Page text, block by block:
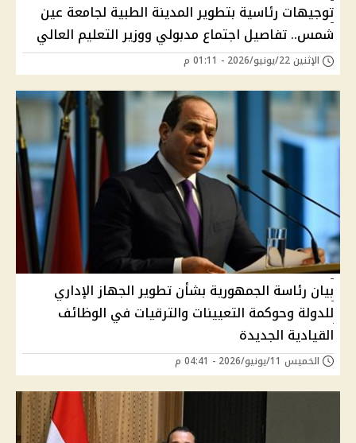
توجيهات رئاسية بتطوير المدينة الطبية لجامعة عين
شمس.. تفاصيل اجتماع مدبولي ووزير التعليم العالي
الإثنين 22/يونيو/2026 - 01:11 م
بيان رئاسة الجمهورية بشأن تطوير الجهاز الإداري
للدولة وحوكمة التعيينات والترقيات في الوظائف
القيادية الجديدة
الخميس 11/يونيو/2026 - 04:41 م